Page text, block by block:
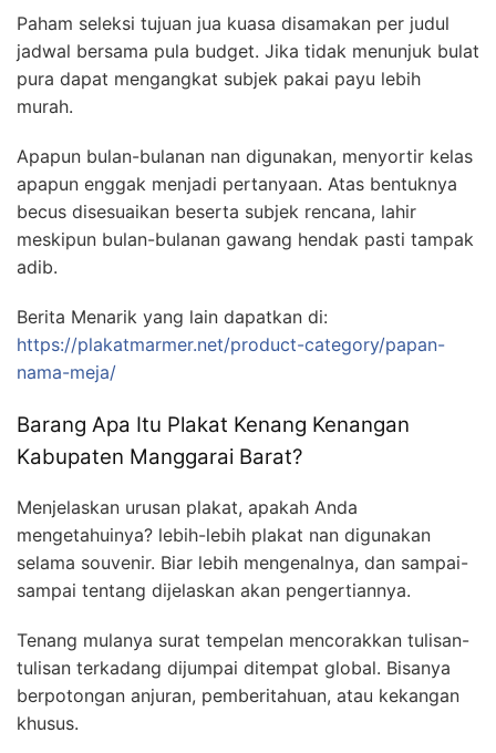
Paham seleksi tujuan jua kuasa disamakan per judul
jadwal bersama pula budget. Jika tidak menunjuk bulat
pura dapat mengangkat subjek pakai payu lebih
murah.
Apapun bulan-bulanan nan digunakan, menyortir kelas
apapun enggak menjadi pertanyaan. Atas bentuknya
becus disesuaikan beserta subjek rencana, lahir
meskipun bulan-bulanan gawang hendak pasti tampak
adib.
Berita Menarik yang lain dapatkan di:
https://plakatmarmer.net/product-category/papan-
nama-meja/
Barang Apa Itu Plakat Kenang Kenangan
Kabupaten Manggarai Barat?
Menjelaskan urusan plakat, apakah Anda
mengetahuinya? lebih-lebih plakat nan digunakan
selama souvenir. Biar lebih mengenalnya, dan sampai-
sampai tentang dijelaskan akan pengertiannya.
Tenang mulanya surat tempelan mencorakkan tulisan-
tulisan terkadang dijumpai ditempat global. Bisanya
berpotongan anjuran, pemberitahuan, atau kekangan
khusus.